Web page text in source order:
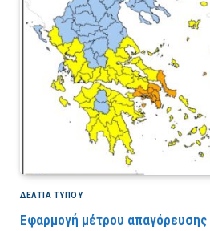
ΔΕΛΤΙΑ ΤΥΠΟΥ
Εφαρμογή μέτρου απαγόρευσης